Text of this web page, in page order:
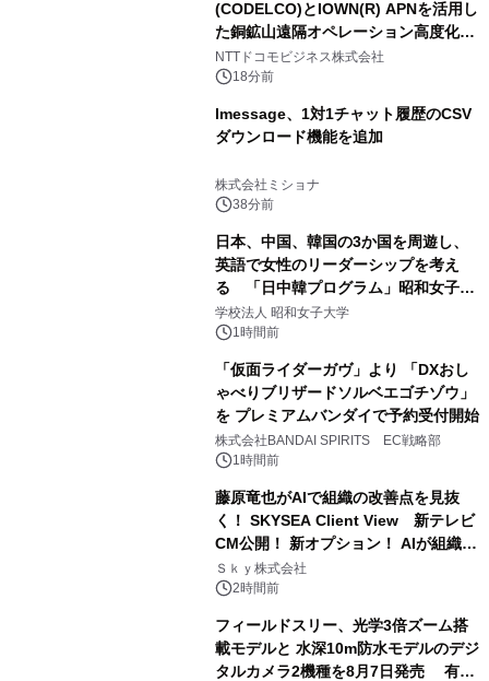
(CODELCO)とIOWN(R) APNを活用し
た銅鉱山遠隔オペレーション高度化に
向けた調査・実証を開始
NTTドコモビジネス株式会社
18分前
lmessage、1対1チャット履歴のCSV
ダウンロード機能を追加
株式会社ミショナ
38分前
日本、中国、韓国の3か国を周遊し、
英語で女性のリーダーシップを考え
る 「日中韓プログラム」昭和女子大
学で開催
学校法人 昭和女子大学
1時間前
「仮面ライダーガヴ」より 「DXおし
ゃべりブリザードソルベエゴチゾウ」
を プレミアムバンダイで予約受付開始
株式会社BANDAI SPIRITS EC戦略部
1時間前
藤原竜也がAIで組織の改善点を見抜
く！ SKYSEA Client View 新テレビ
CM公開！ 新オプション！ AIが組織の
業務実態を分析し労務改善を支援。 藤
原竜也メイキング動画公開 「もしAIが
る自信がある」「昨年の夏はカブトム
シを捕まえたり、虫と戦ったり…」
Ｓｋｙ株式会社
2時間前
フィールドスリー、光学3倍ズーム搭
載モデルと 水深10m防水モデルのデジ
タルカメラ2機種を8月7日発売 有効